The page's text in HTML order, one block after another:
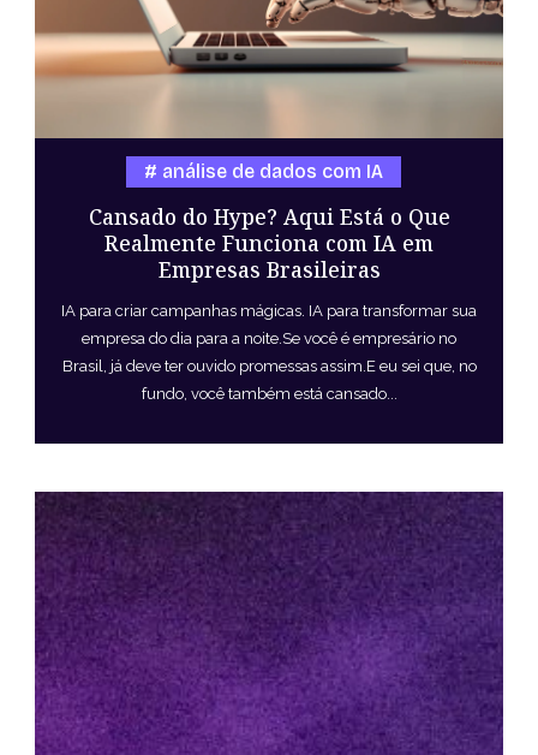
Cansado do Hype? Aqui Está o Que
Realmente Funciona com IA em
Empresas Brasileiras
análise de dados com IA
IA para criar campanhas mágicas. IA para transformar sua
empresa do dia para a noite.Se você é empresário no
Brasil, já deve ter ouvido promessas assim.E eu sei que, no
fundo, você também está cansado...